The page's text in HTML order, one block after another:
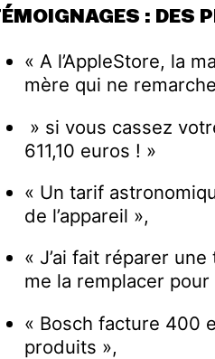
: DES
« A l’AppleStore, la
mère qui ne
» si vous cassez
611,10 euros ! »
« Un tarif
de l’appareil »,
« J’ai fait réparer
me la remplacer
« Bosch facture 400
produits »,